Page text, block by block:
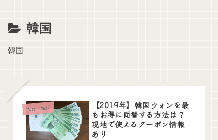
韓国
韓国
旅行・生活
【2019年】韓国ウォンを最
もお得に両替する方法は？
現地で使えるクーポン情報
あり